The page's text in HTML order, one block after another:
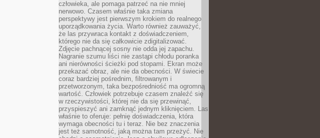
człowieka, ale pomaga patrzeć na nie mniej
nerwowo. Czasem właśnie taka zmiana
perspektywy jest pierwszym krokiem do realnego
uporządkowania życia. Warto również zauważyć,
że las przywraca kontakt z doświadczeniem,
którego nie da się całkowicie zdigitalizować.
Zdjęcie pachnącej sosny nie odda jej zapachu.
Nagranie szumu liści nie zastąpi chłodu poranka
ani nierówności ścieżki pod stopami. Ekran może
przekazać obraz, ale nie da obecności. W świecie
coraz bardziej pośrednim, filtrowanym i
przetworzonym, taka bezpośredniość ma ogromną
wartość. Człowiek potrzebuje czasem znaleźć się
w rzeczywistości, której nie da się przewinąć,
przyspieszyć ani zamknąć jednym kliknięciem. Las
właśnie to oferuje: pełnię doświadczenia, która
wymaga obecności tu i teraz. Nie bez znaczenia
jest też samotność, jaką można tam przeżyć. Nie